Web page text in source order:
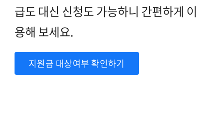
급도 대신 신청도 가능하니 간편하게 이
용해 보세요.
지원금 대상여부 확인하기